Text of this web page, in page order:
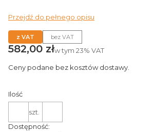
Przejdź do pełnego opisu
z VAT bez VAT
Cena
582,00 złw tym 23% VAT
Ceny podane bez kosztów dostawy.
Ilość
szt.
Dostępność: